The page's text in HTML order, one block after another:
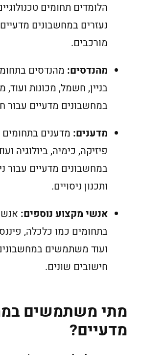
הלומדים תחומים
נעזרים במחשבונים
מורכבים.
מהנדסים: מהנדסים
בניין, חשמל, מכונות
במחשבונים מדעיים עבור
מדענים: מדענים בתחומים
פיזיקה, כימיה, ביולוגיה
במחשבונים מדעיים עבור
ותכנון ניסויים.
אנשי מקצוע נוספים:
בתחומים כמו כלכלה,
ועוד משתמשים
חישובים שונים.
מתי משתמשים
מדעיים?